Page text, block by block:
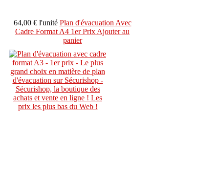
64,00 € l'unité Plan d'évacuation Avec
Cadre Format A4 1er PrixAjouter au
panier